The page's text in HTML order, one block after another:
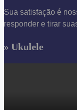
Sua satisfação é
responder e tirar
» Ukulele